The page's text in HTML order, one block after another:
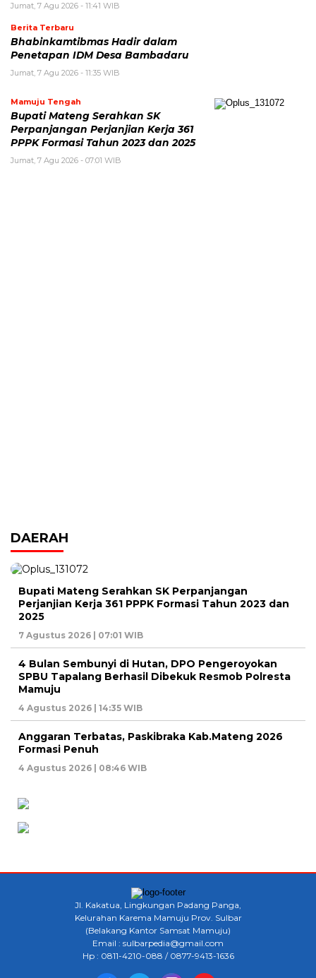
Jumat, 7 Agu 2026 - 11:41 WIB
Berita Terbaru
Bhabinkamtibmas Hadir dalam
Penetapan IDM Desa Bambadaru
Jumat, 7 Agu 2026 - 11:35 WIB
Mamuju Tengah
Bupati Mateng Serahkan SK
Perpanjangan Perjanjian Kerja 361
PPPK Formasi Tahun 2023 dan 2025
Jumat, 7 Agu 2026 - 07:01 WIB
DAERAH
Bupati Mateng Serahkan SK Perpanjangan
Perjanjian Kerja 361 PPPK Formasi Tahun 2023 dan
2025
7 Agustus 2026 | 07:01 WIB
4 Bulan Sembunyi di Hutan, DPO Pengeroyokan
SPBU Tapalang Berhasil Dibekuk Resmob Polresta
Mamuju
4 Agustus 2026 | 14:35 WIB
Anggaran Terbatas, Paskibraka Kab.Mateng 2026
Formasi Penuh
4 Agustus 2026 | 08:46 WIB
Jl. Kakatua, Lingkungan Padang Panga,
Kelurahan Karema Mamuju Prov. Sulbar
(Belakang Kantor Samsat Mamuju)
Email : sulbarpedia@gmail.com
Hp : 0811-4210-088 / 0877-9413-1636